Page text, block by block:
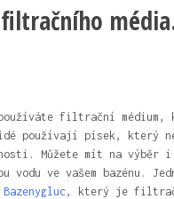
filtrační médium,
používají písek, který
Můžete mít na
vodu ve vašem bazénu.
, který je